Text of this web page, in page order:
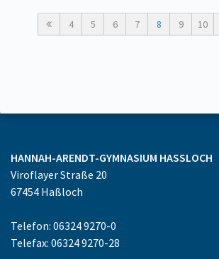
4 5 6 7 8 9 10
HANNAH-ARENDT-GYMNASIUM HASSLOCH
Viroflayer Straße 20
67454 Haßloch
Telefon: 06324 9270-0
Telefax: 06324 9270-28